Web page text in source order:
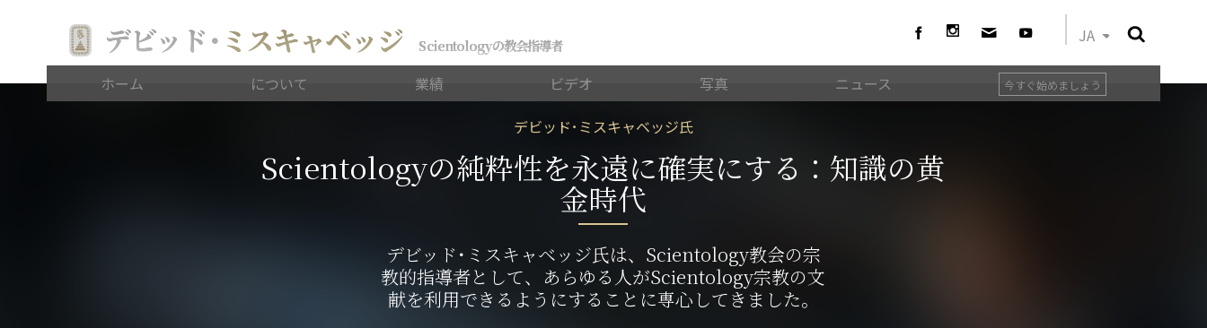
デビッド･ ミスキャベッジ Scientologyの教会指導者 JA
ホーム について 業績 ビデオ 写真 ニュース 今すぐ始めましょう
デビッド･ミスキャベッジ氏
Scientologyの純粋性を永遠に確実にする：知識の黄
金時代
デビッド･ミスキャベッジ氏は、Scientology教会の宗
教的指導者として、あらゆる人がScientology宗教の文
献を利用できるようにすることに専心してきました。